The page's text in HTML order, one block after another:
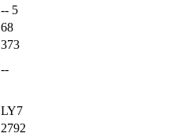
-- 5
68
373
--
LY7
2792